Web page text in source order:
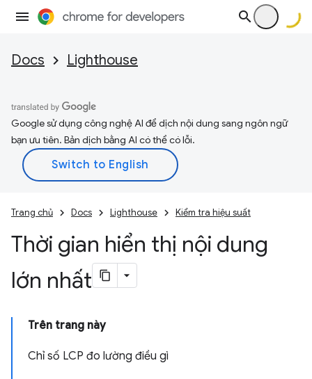
Docs Lighthouse
Google sử dụng công nghệ AI để dịch nội dung sang ngôn ngữ
bạn ưu tiên. Bản dịch bằng AI có thể có lỗi.
Trang chủ Docs Lighthouse Kiểm tra hiệu suất
Thời gian hiển thị nội dung
lớn nhất
Trên trang này
Chỉ số LCP đo lường điều gì